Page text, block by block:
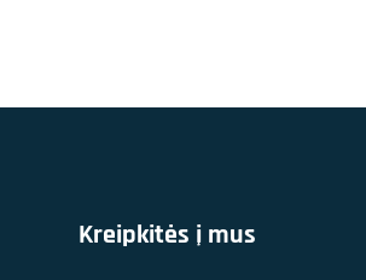
Kreipkitės į mus